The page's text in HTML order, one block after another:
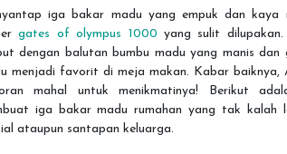
iga bakar madu yang empuk dan kaya
gates of olympus 1000 yang sulit
dengan balutan bumbu madu yang manis
menjadi favorit di meja makan. Kabar baiknya,
mahal untuk menikmatinya! Berikut
iga bakar madu rumahan yang tak kalah
ataupun santapan keluarga.